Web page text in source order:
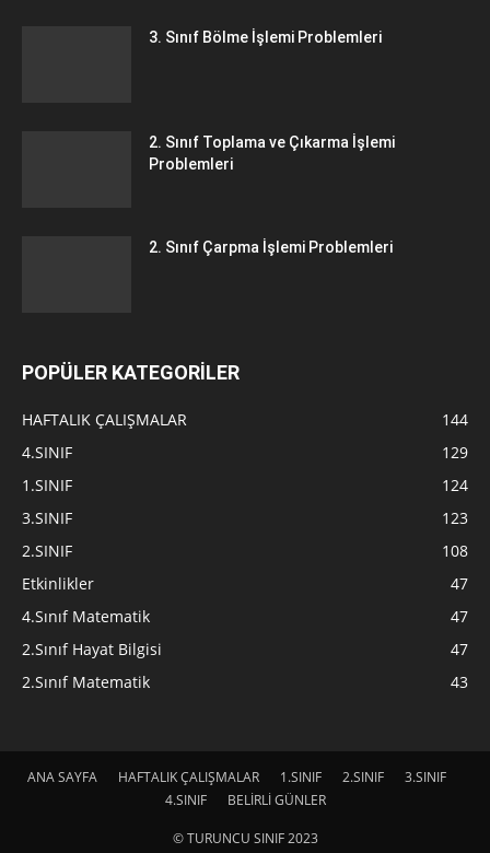
3. Sınıf Bölme İşlemi Problemleri
2. Sınıf Toplama ve Çıkarma İşlemi
Problemleri
2. Sınıf Çarpma İşlemi Problemleri
POPÜLER KATEGORİLER
HAFTALIK ÇALIŞMALAR
144
4.SINIF
129
1.SINIF
124
3.SINIF
123
2.SINIF
108
Etkinlikler
47
4.Sınıf Matematik
47
2.Sınıf Hayat Bilgisi
47
2.Sınıf Matematik
43
ANA SAYFA HAFTALIK ÇALIŞMALAR 1.SINIF 2.SINIF
3.SINIF
4.SINIF
BELİRLİ GÜNLER
© TURUNCU SINIF 2023